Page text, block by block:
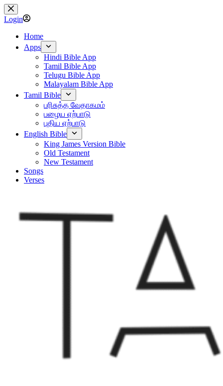
Skip
to
content
Login
Home
Apps
Hindi Bible App
Tamil Bible App
Telugu Bible App
Malayalam Bible App
Tamil Bible
பரிசுத்த வேதாகமம்
பழைய ஏற்பாடு
புதிய ஏற்பாடு
English Bible
King James Version Bible
Old Testament
New Testament
Songs
Verses